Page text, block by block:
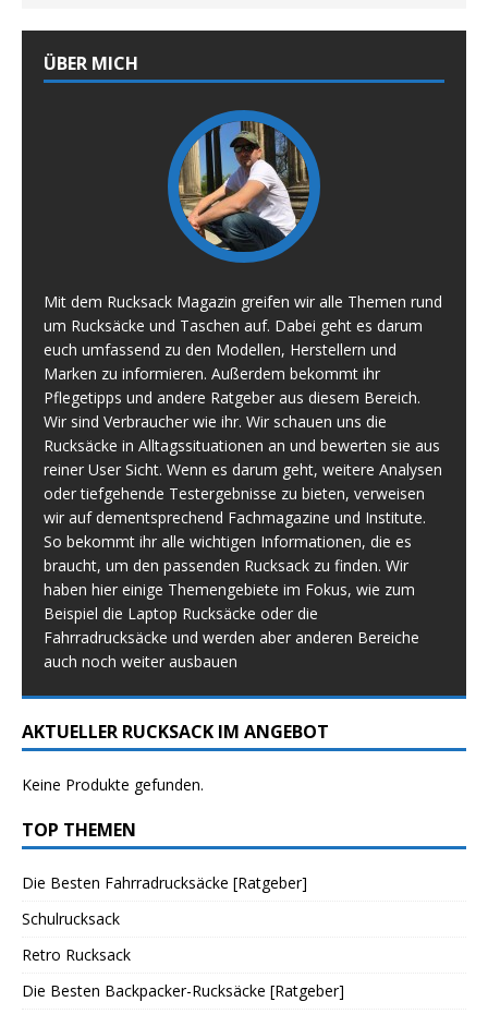
ÜBER MICH
Mit dem Rucksack Magazin greifen wir alle Themen rund
um Rucksäcke und Taschen auf. Dabei geht es darum
euch umfassend zu den Modellen, Herstellern und
Marken zu informieren. Außerdem bekommt ihr
Pflegetipps und andere Ratgeber aus diesem Bereich.
Wir sind Verbraucher wie ihr. Wir schauen uns die
Rucksäcke in Alltagssituationen an und bewerten sie aus
reiner User Sicht. Wenn es darum geht, weitere Analysen
oder tiefgehende Testergebnisse zu bieten, verweisen
wir auf dementsprechend Fachmagazine und Institute.
So bekommt ihr alle wichtigen Informationen, die es
braucht, um den passenden Rucksack zu finden. Wir
haben hier einige Themengebiete im Fokus, wie zum
Beispiel die Laptop Rucksäcke oder die
Fahrradrucksäcke und werden aber anderen Bereiche
auch noch weiter ausbauen
AKTUELLER RUCKSACK IM ANGEBOT
Keine Produkte gefunden.
TOP THEMEN
Die Besten Fahrradrucksäcke [Ratgeber]
Schulrucksack
Retro Rucksack
Die Besten Backpacker-Rucksäcke [Ratgeber]